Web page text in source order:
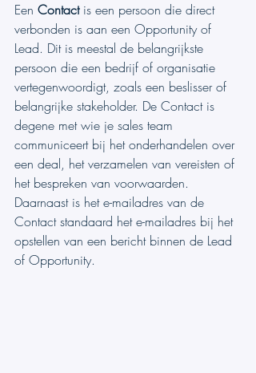
Een Contact is een persoon die direct
verbonden is aan een Opportunity of
Lead. Dit is meestal de belangrijkste
persoon die een bedrijf of organisatie
vertegenwoordigt, zoals een beslisser of
belangrijke stakeholder. De Contact is
degene met wie je sales team
communiceert bij het onderhandelen over
een deal, het verzamelen van vereisten of
het bespreken van voorwaarden.
Daarnaast is het e-mailadres van de
Contact standaard het e-mailadres bij het
opstellen van een bericht binnen de Lead
of Opportunity.